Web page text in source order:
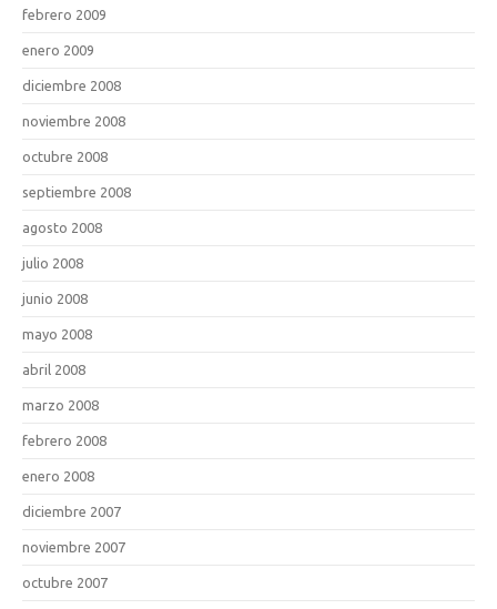
febrero 2009
enero 2009
diciembre 2008
noviembre 2008
octubre 2008
septiembre 2008
agosto 2008
julio 2008
junio 2008
mayo 2008
abril 2008
marzo 2008
febrero 2008
enero 2008
diciembre 2007
noviembre 2007
octubre 2007